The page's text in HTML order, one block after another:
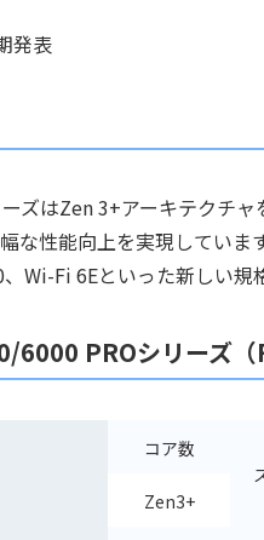
発表
ズはZen 3+アーキテクチ
な性能向上を実現してい
Wi-Fi 6Eといった新しい
6000 PROシリーズ
コア数
Zen3+